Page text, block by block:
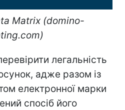
Matrix (domino-
легальність
адже разом із
електронної марки
спосіб його